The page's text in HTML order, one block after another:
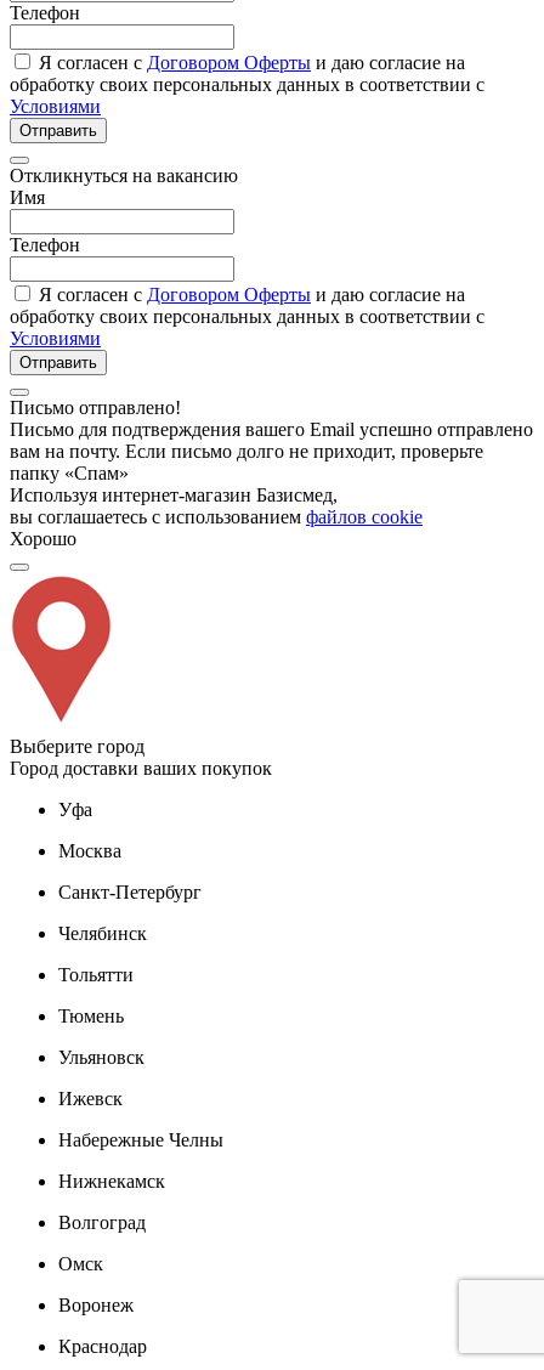
Телефон
Я согласен с Договором Оферты и даю согласие на
обработку своих персональных данных в соответствии с
Условиями
Отправить
Откликнуться на вакансию
Имя
Телефон
Я согласен с Договором Оферты и даю согласие на
обработку своих персональных данных в соответствии с
Условиями
Отправить
Письмо отправлено!
Письмо для подтверждения вашего Email успешно отправлено
вам на почту. Если письмо долго не приходит, проверьте
папку «Спам»
Используя интернет-магазин Базисмед,
вы соглашаетесь с использованием файлов cookie
Хорошо
Выберите город
Город доставки ваших покупок
Уфа
Москва
Санкт-Петербург
Челябинск
Тольятти
Тюмень
Ульяновск
Ижевск
Набережные Челны
Нижнекамск
Волгоград
Омск
Воронеж
Краснодар